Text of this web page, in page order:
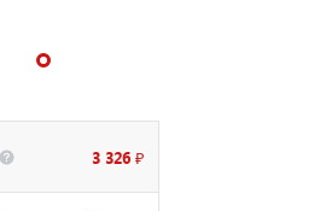
3 326 ₽